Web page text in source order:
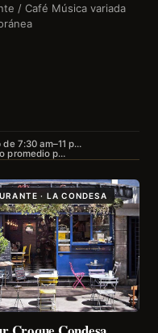
/ Café Música variada
de 7:30 am–11 p…
promedio p…
· LA CONDESA